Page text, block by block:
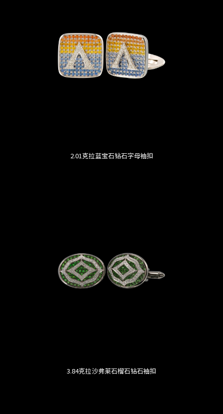
2.01克拉蓝宝石钻石字母袖扣
3.84克拉沙弗莱石榴石钻石袖扣